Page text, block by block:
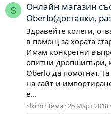
S
Онлайн магазин
Oberlo(доставки,
Здравейте колеги,
в помощ за хората
Имам конкретни
опитни дропшипъри,
Oberlo да помогнат.
на сайт и
е...
Slkrm Тема 25 Март 2018